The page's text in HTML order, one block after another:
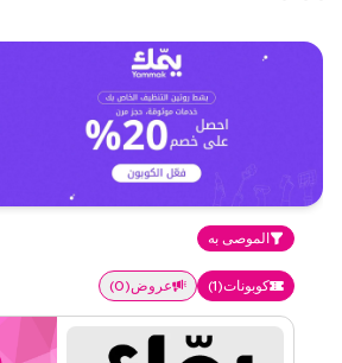
الموصى به
كوبونات(
1
) عروض(
0
)